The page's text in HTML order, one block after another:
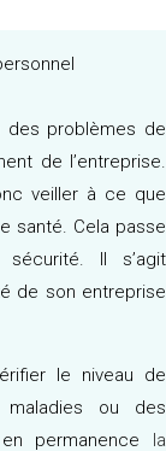
des problèmes de
de l’entreprise.
veiller à ce que
santé. Cela passe
Il s’agit
de son entreprise
le niveau de
ou des
permanence la